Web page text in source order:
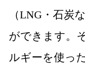
（LNG・石炭
ができます。
ルギーを使っ